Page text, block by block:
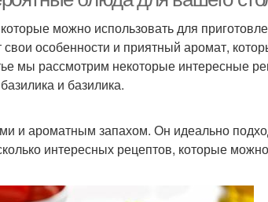
можно использовать для
особенности и приятный аромат,
мы рассмотрим некоторые интересные
и базилика.
и ароматным запахом. Он идеально
интересных рецептов, которые